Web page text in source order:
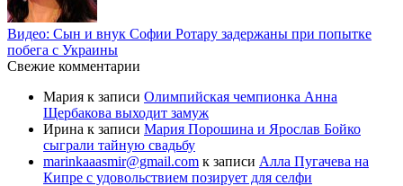
Видео: Сын и внук Софии Ротару задержаны при попытке
побега с Украины
Свежие комментарии
Мария к записи Олимпийская чемпионка Анна
Щербакова выходит замуж
Ирина к записи Мария Порошина и Ярослав Бойко
сыграли тайную свадьбу
marinkaaasmir@gmail.com к записи Алла Пугачева на
Кипре с удовольствием позирует для селфи